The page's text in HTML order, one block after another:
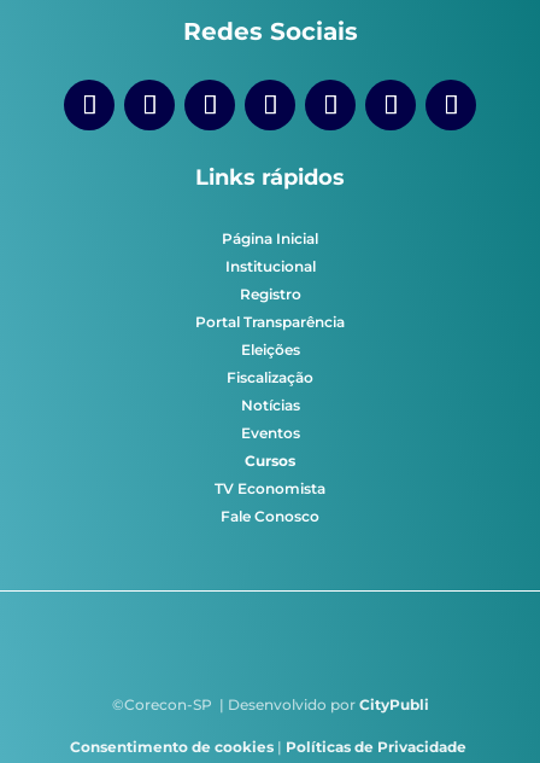
Redes Sociais
Links rápidos
Página Inicial
Institucional
Registro
Portal Transparência
Eleições
Fiscalização
Notícias
Eventos
Cursos
TV Economista
Fale Conosco
©Corecon-SP | Desenvolvido por CityPubli
Consentimento de cookies | Políticas de Privacidade